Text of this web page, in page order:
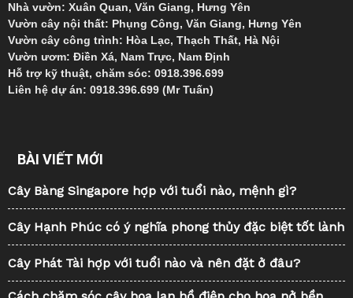
Nhà vườn: Xuân Quan, Văn Giang, Hưng Yên
Vườn cây nội thất: Phụng Công, Văn Giang, Hưng Yên
Vườn cây công trình: Hòa Lạc, Thạch Thất, Hà Nội
Vườn ươm: Điền Xá, Nam Trực, Nam Định
Hỗ trợ kỹ thuật, chăm sóc: 0918.396.699
Liên hệ dự án: 0918.396.699 (Mr Tuấn)
BÀI VIẾT MỚI
Cây Bàng Singapore hợp với tuổi nào, mệnh gì?
Cây Hạnh Phúc có ý nghĩa phong thủy đặc biệt tốt lành
Cây Phát Tài hợp với tuổi nào và nên đặt ở đâu?